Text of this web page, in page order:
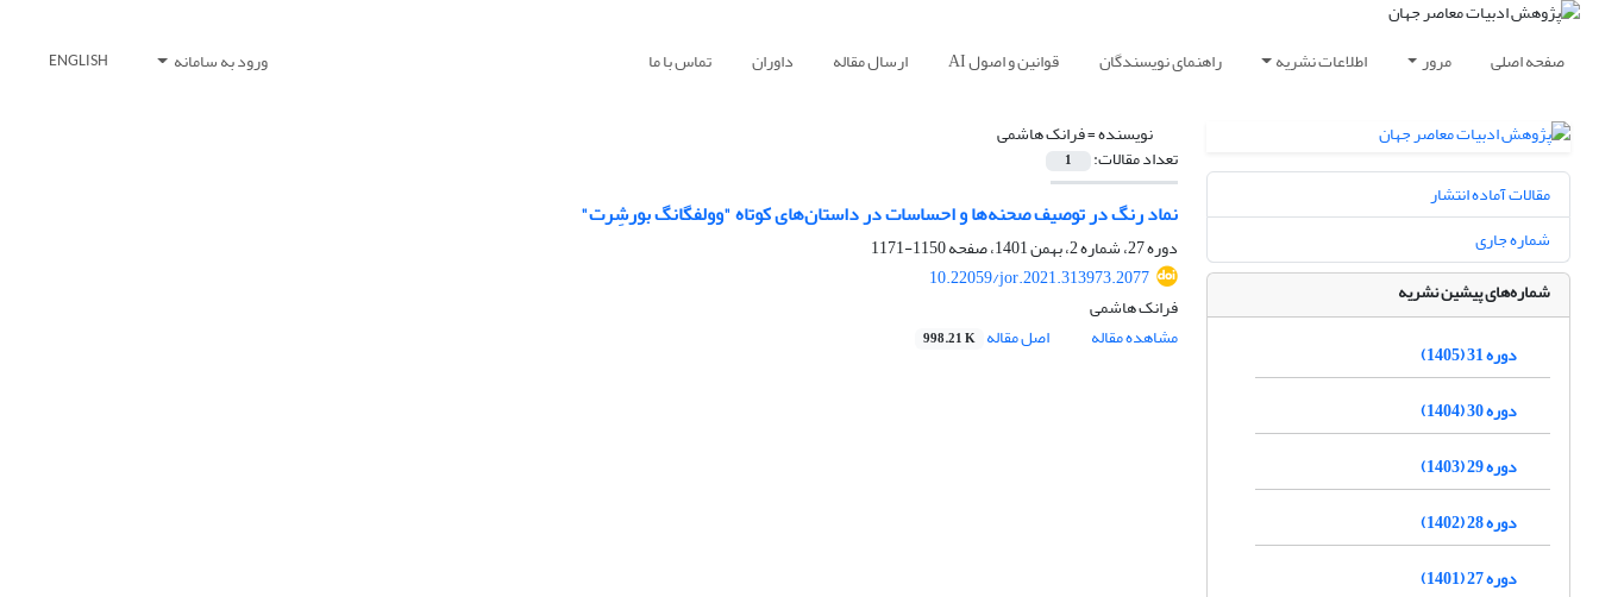
صفحه اصلی مرور اطلاعات نشریه راهنمای نویسندگان قوانین و اصول AI ارسال مقاله داوران تماس با ما ورود به سامانه ENGLISH
نویسنده =فرانک هاشمی
تعداد مقالات: 1
نماد رنگ در توصیف صحنه‌ها و احساسات در داستان‌های کوتاه "وولفگانگ بورشِرت"
دوره 27، شماره 2، بهمن 1401، صفحه
1150-1171
10.22059/jor.2021.313973.2077
فرانک هاشمی
مشاهده مقاله
اصل مقاله 998.21 K
مقالات آماده انتشار
شماره جاری
شماره‌های پیشین نشریه
دوره 31 (1405)
دوره 30 (1404)
دوره 29 (1403)
دوره 28 (1402)
دوره 27 (1401)